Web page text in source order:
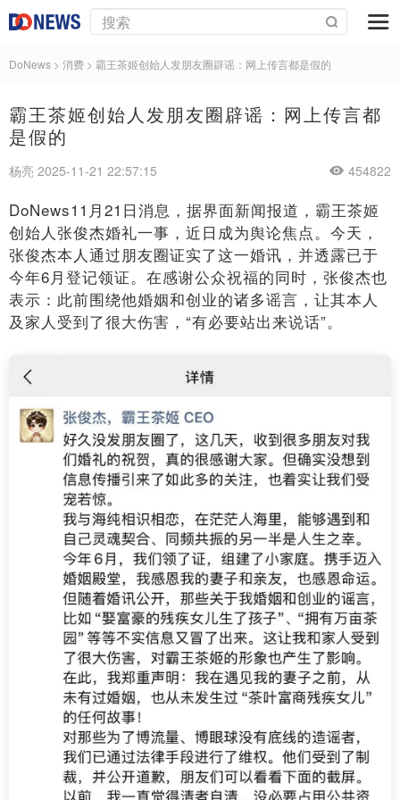
DoNews > 消费 > 霸王茶姬创始人发朋友圈辟谣：网上传言都是假的
霸王茶姬创始人发朋友圈辟谣：网上传言都
是假的
杨亮 2025-11-21 22:57:15 454822
DoNews11月21日消息，据界面新闻报道，霸王茶姬
创始人张俊杰婚礼一事，近日成为舆论焦点。今天，
张俊杰本人通过朋友圈证实了这一婚讯，并透露已于
今年6月登记领证。在感谢公众祝福的同时，张俊杰也
表示：此前围绕他婚姻和创业的诸多谣言，让其本人
及家人受到了很大伤害，“有必要站出来说话”。